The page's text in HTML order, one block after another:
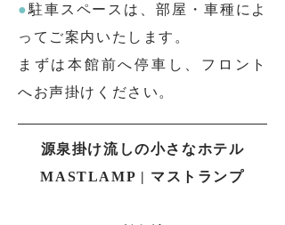
●駐車スペースは、部屋・車種によ
ってご案内いたします。
まずは本館前へ停車し、フロント
へお声掛けください。
源泉掛け流しの小さなホテル
MASTLAMP | マストランプ